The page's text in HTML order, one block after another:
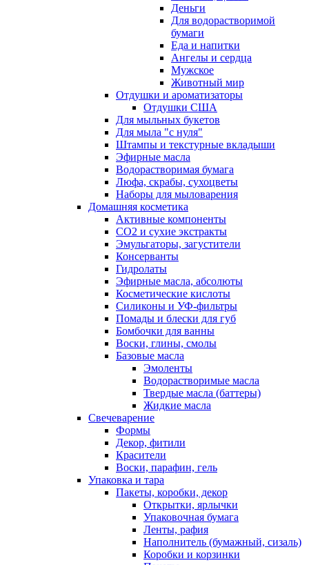
Деньги
Для водорастворимой
бумаги
Еда и напитки
Ангелы и сердца
Мужское
Животный мир
Отдушки и ароматизаторы
Отдушки США
Для мыльных букетов
Для мыла "с нуля"
Штампы и текстурные вкладыши
Эфирные масла
Водорастворимая бумага
Люфа, скрабы, сухоцветы
Наборы для мыловарения
Домашняя косметика
Активные компоненты
СО2 и сухие экстракты
Эмульгаторы, загустители
Консерванты
Гидролаты
Эфирные масла, абсолюты
Косметические кислоты
Силиконы и УФ-фильтры
Помады и блески для губ
Бомбочки для ванны
Воски, глины, смолы
Базовые масла
Эмоленты
Водорастворимые масла
Твердые масла (баттеры)
Жидкие масла
Свечеварение
Формы
Декор, фитили
Красители
Воски, парафин, гель
Упаковка и тара
Пакеты, коробки, декор
Открытки, ярлычки
Упаковочная бумага
Ленты, рафия
Наполнитель (бумажный, сизаль)
Коробки и корзинки